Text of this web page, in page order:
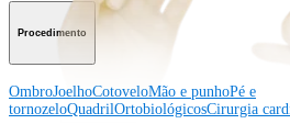
Procedimento
OmbroJoelhoCotoveloMão e punhoPé e
tornozeloQuadrilOrtobiológicosCirurgia